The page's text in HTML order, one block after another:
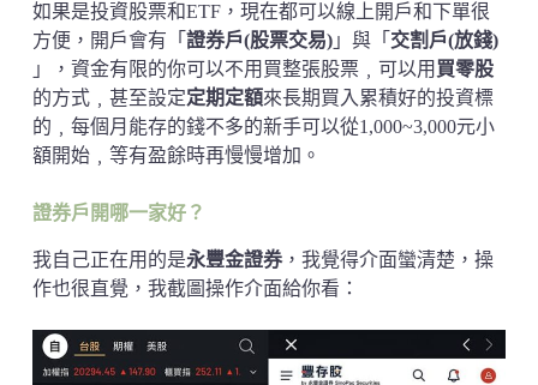
如果是投資股票和ETF，現在都可以線上開戶和下單很
方便，開戶會有「 證券戶(股票交易)」與「 交割戶(放錢)
」，資金有限的你可以不用買整張股票﹐可以用 買零股
的方式﹐甚至設定定期定額來長期買入累積好的投資標
的﹐每個月能存的錢不多的新手可以從1,000~3,000元小
額開始﹐等有盈餘時再慢慢增加。
證券戶開哪一家好？
我自己正在用的是永豐金證券，我覺得介面蠻清楚，操
作也很直覺，我截圖操作介面給你看：